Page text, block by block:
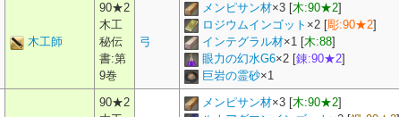
木工師
90★2
木工
秘伝
書:第
9巻
弓
メンピサン材×3 [木:90★2]
ロジウムインゴット ×2 [彫:90★2]
インテグラル材×1 [木:88]
眼力の幻水G6×2 [錬:90★2]
巨岩の霊砂×1
90★2
メンピサン材×3 [木:90★2]